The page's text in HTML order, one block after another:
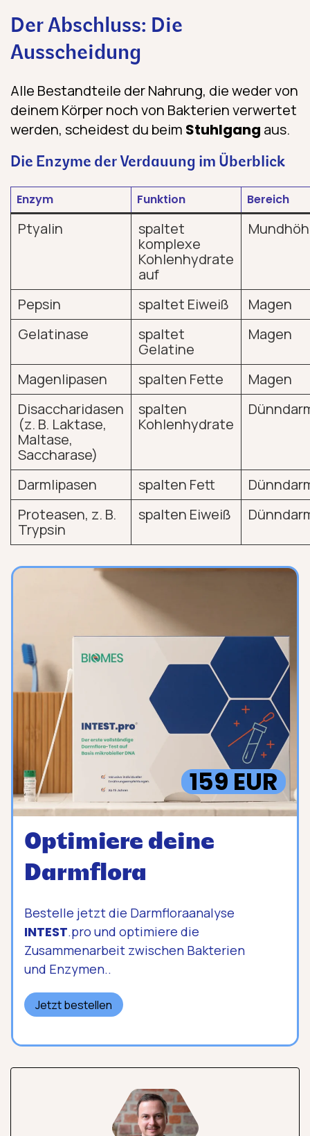
Der Abschluss: Die
Ausscheidung
Alle Bestandteile der Nahrung, die weder von
deinem Körper noch von Bakterien verwertet
werden, scheidest du beim Stuhlgang aus.
Die Enzyme der Verdauung im Überblick
Enzym Funktion Bereich
Ptyalin
spaltet
komplexe
Kohlenhydrate
auf
Pepsin spaltet Eiweiß
Magen
Gelatinase
spaltet
Gelatine
Magen
Magenlipasen spalten Fette
Magen
Disaccharidasen
(z. B. Laktase,
Maltase,
Saccharase)
spalten
Kohlenhydrate
Darmlipasen spalten Fett
Proteasen, z. B.
Trypsin
spalten Eiweiß
159 EUR
Optimiere deine
Darmflora
Bestelle jetzt die Darmfloraanalyse
INTEST.pro und optimiere die
Zusammenarbeit zwischen Bakterien
und Enzymen..
Jetzt bestellen